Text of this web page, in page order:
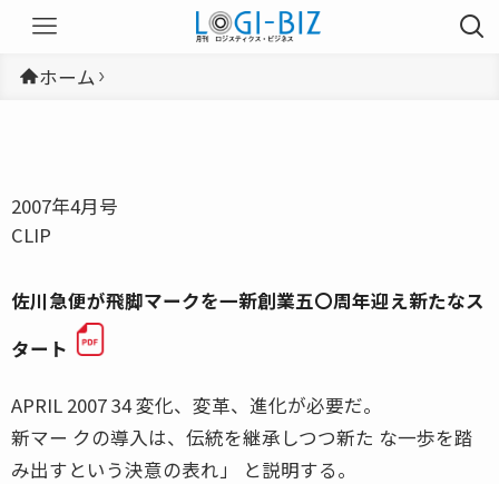
ホーム
2007年4月号
CLIP
佐川急便が飛脚マークを一新創業五〇周年迎え新たなス
タート
APRIL 2007 34 変化、変革、進化が必要だ。
新マー クの導入は、伝統を継承しつつ新た な一歩を踏
み出すという決意の表れ」 と説明する。